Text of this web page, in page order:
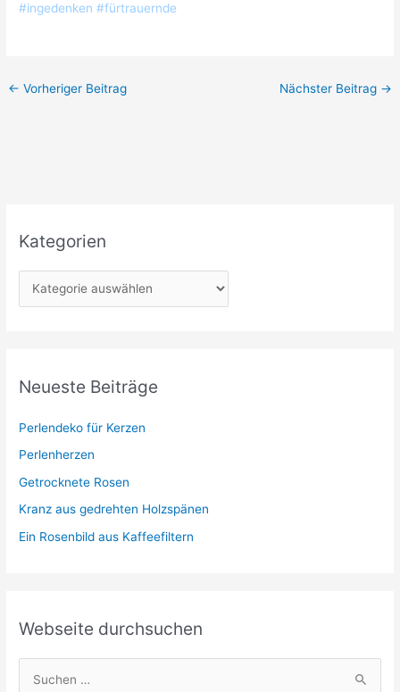
#ingedenken #fürtrauernde
← Vorheriger Beitrag Nächster Beitrag →
Kategorien
a
g
r
i
Neueste Beiträge
Perlendeko für Kerzen
Perlenherzen
Getrocknete Rosen
Kranz aus gedrehten Holzspänen
Ein Rosenbild aus Kaffeefiltern
Webseite durchsuchen